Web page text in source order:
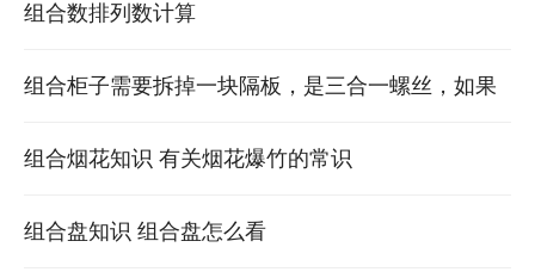
组合数排列数计算
组合柜子需要拆掉一块隔板，是三合一螺丝，如果
要全部拆开整个柜子，上有鱼缸压着。
组合烟花知识 有关烟花爆竹的常识
组合盘知识 组合盘怎么看